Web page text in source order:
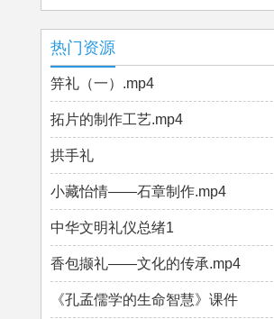
热门资源
笄礼（一）.mp4
拓片的制作工艺.mp4
拱手礼
小藏怡情——石章制作.mp4
中华文明礼仪总绪1
香包撷礼——文化的传承.mp4
《孔孟儒学的生命智慧》课件